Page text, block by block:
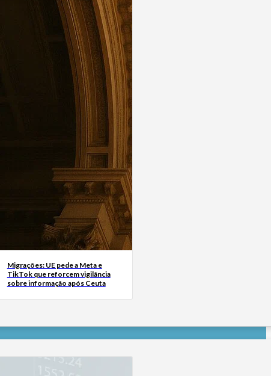
Migrações: UE pede a Meta e
TikTok que reforcem vigilância
sobre informação após Ceuta